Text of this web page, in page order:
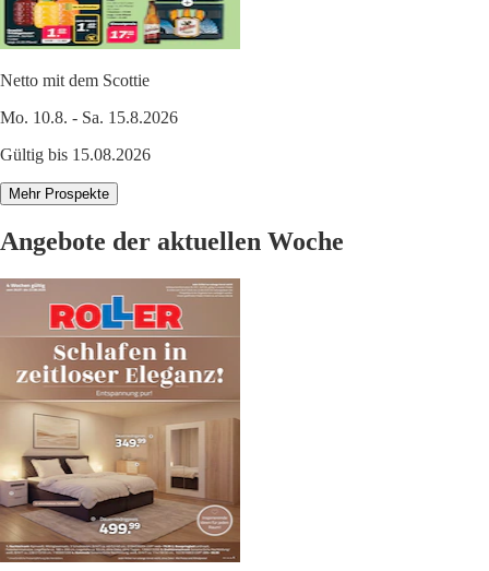
Netto mit dem Scottie
Mo. 10.8. - Sa. 15.8.2026
Gültig bis 15.08.2026
Mehr Prospekte
Angebote der aktuellen Woche